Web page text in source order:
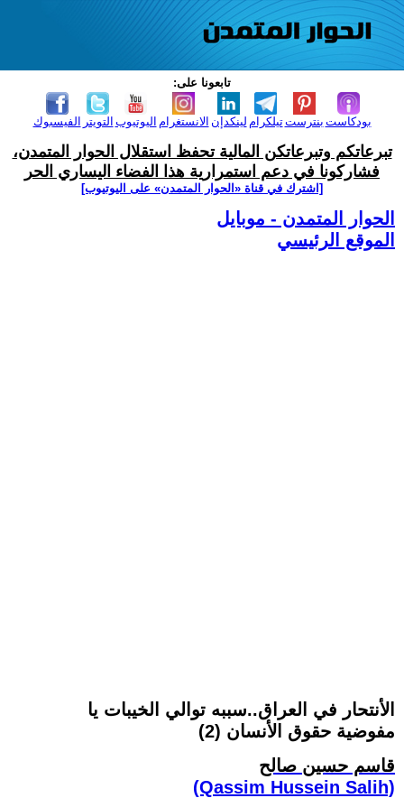
تابعونا على:
الفيسبوك التويتر اليوتيوب الانستغرام لينكدإن تيلكرامبنترست بودكاست
تبرعاتكم وتبرعاتكن المالية تحفظ استقلال الحوار المتمدن،
فشاركونا في دعم استمرارية هذا الفضاء اليساري الحر
[اشترك في قناة ‫«الحوار المتمدن» على اليوتيوب]
الحوار المتمدن - موبايل
الموقع الرئيسي
الأنتحار في العراق..سببه توالي الخيبات يا
مفوضية حقوق الأنسان (2)
قاسم حسين صالح
(Qassim Hussein Salih)